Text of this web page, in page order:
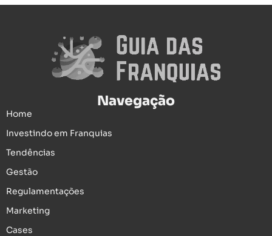
Navegação
Home
Investindo em Franquias
Tendências
Gestão
Regulamentações
Marketing
Cases